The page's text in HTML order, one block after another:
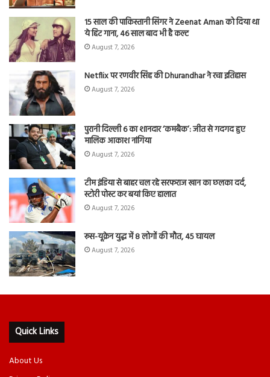
15 साल की पाकिस्तानी सिंगर ने Zeenat Aman को दिया था
ये हिट गाना, 46 साल बाद भी है कल्ट
August 7, 2026
Netflix पर रणवीर सिंह की Dhurandhar ने रचा इतिहास
August 7, 2026
पुरानी दिल्ली 6 का शानदार ‘कमबैक’: जीत से गदगद हुए
मालिक आकाश नांगिया
August 7, 2026
टीम इंडिया से बाहर चल रहे सरफराज खान का छलका दर्द,
स्टोरी पोस्ट कर बयां किए हालात
August 7, 2026
रूस-यूक्रेन युद्ध में 8 लोगों की मौत, 45 घायल
August 7, 2026
Quick Links
About Us